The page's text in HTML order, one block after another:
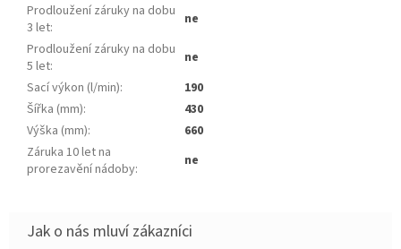
Prodloužení záruky na dobu
3 let:
ne
Prodloužení záruky na dobu
5 let:
ne
Sací výkon (l/min):
190
Šířka (mm):
430
Výška (mm):
660
Záruka 10 let na
prorezavění nádoby: ne